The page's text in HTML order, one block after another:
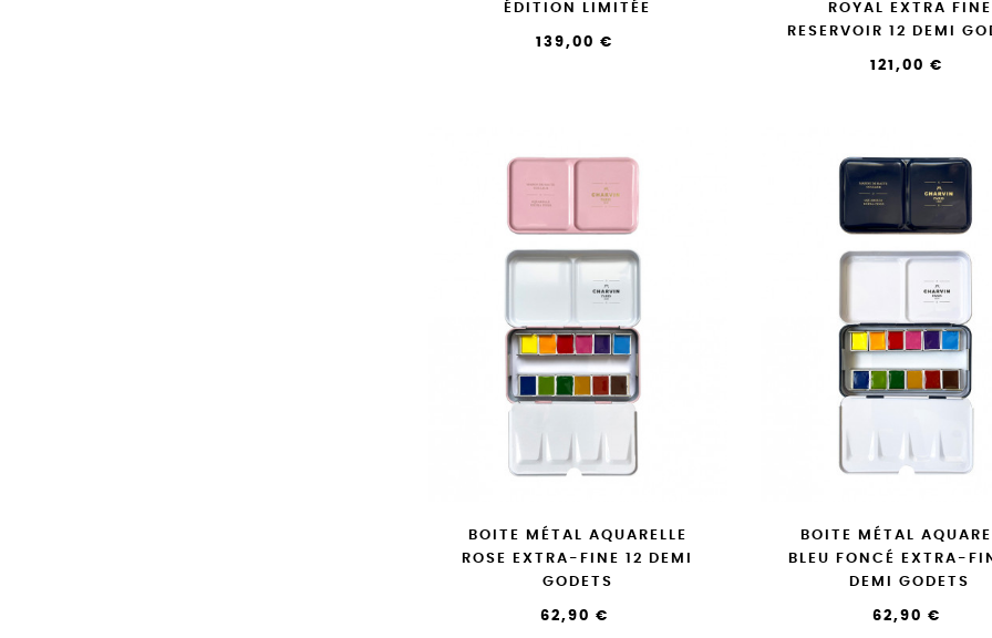
ÉDITION LIMITÉE
139,00 €
ROYAL EXTRA FINE
RESERVOIR 12 DEMI
121,00 €
BOITE MÉTAL AQUARELLE
ROSE EXTRA-FINE 12 DEMI
GODETS
62,90 €
BOITE MÉTAL
BLEU FONCÉ EXTRA-
DEMI GODETS
62,90 €